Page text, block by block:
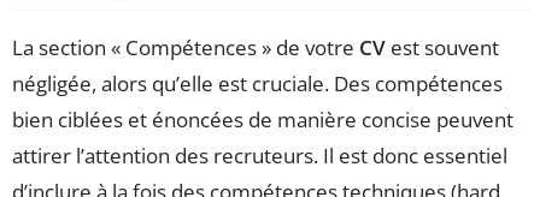
La section « Compétences » de votre CV est souvent
négligée, alors qu’elle est cruciale. Des compétences
bien ciblées et énoncées de manière concise peuvent
attirer l’attention des recruteurs. Il est donc essentiel
d’inclure à la fois des compétences techniques (hard